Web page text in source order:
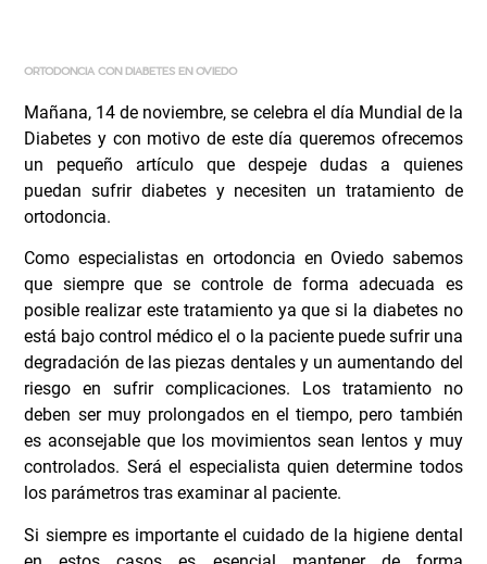
ORTODONCIA CON DIABETES EN OVIEDO
Mañana, 14 de noviembre, se celebra el día Mundial de la
Diabetes y con motivo de este día queremos ofrecemos
un pequeño artículo que despeje dudas a quienes
puedan sufrir diabetes y necesiten un tratamiento de
ortodoncia.
Como especialistas en ortodoncia en Oviedo sabemos
que siempre que se controle de forma adecuada es
posible realizar este tratamiento ya que si la diabetes no
está bajo control médico el o la paciente puede sufrir una
degradación de las piezas dentales y un aumentando del
riesgo en sufrir complicaciones. Los tratamiento no
deben ser muy prolongados en el tiempo, pero también
es aconsejable que los movimientos sean lentos y muy
controlados. Será el especialista quien determine todos
los parámetros tras examinar al paciente.
Si siempre es importante el cuidado de la higiene dental